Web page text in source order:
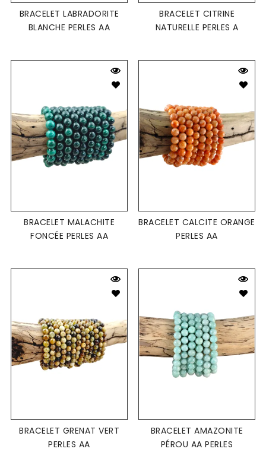
BRACELET LABRADORITE
BLANCHE PERLES AA
BRACELET CITRINE
NATURELLE PERLES A
BRACELET MALACHITE
FONCÉE PERLES AA
BRACELET CALCITE ORANGE
PERLES AA
BRACELET GRENAT VERT
PERLES AA
BRACELET AMAZONITE
PÉROU AA PERLES